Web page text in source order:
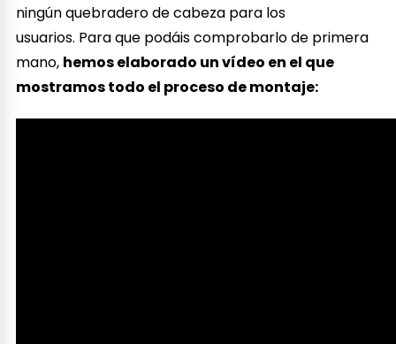
ningún quebradero de cabeza para los
usuarios. Para que podáis comprobarlo de primera
mano, hemos elaborado un vídeo en el que
mostramos todo el proceso de montaje: